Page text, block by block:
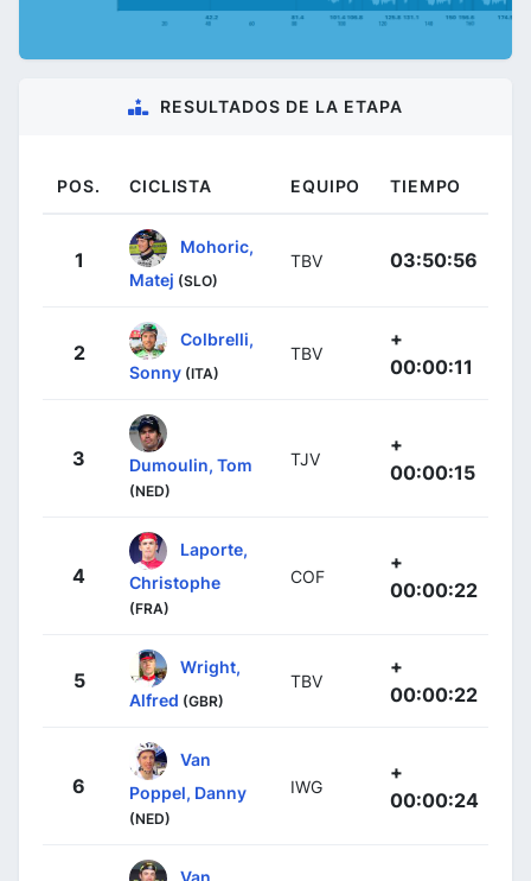
RESULTADOS DE LA ETAPA
POS. CICLISTA EQUIPO TIEMPO
1
Mohoric,
Matej (SLO)
TBV 03:50:56
2
Colbrelli,
Sonny (ITA)
TBV
+
00:00:11
3 Dumoulin, Tom
(NED)
TJV
+
00:00:15
4
Laporte,
Christophe
(FRA)
COF
+
00:00:22
5
Wright,
Alfred (GBR)
TBV
+
00:00:22
6
Van
Poppel, Danny
(NED)
IWG
+
00:00:24
Van